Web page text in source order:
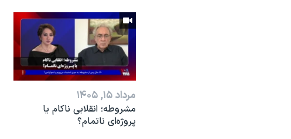
مرداد ۱۵, ۱۴۰۵
مشروطه؛ انقلابى ناكام یا
پروژه‌ای نا‌تمام؟